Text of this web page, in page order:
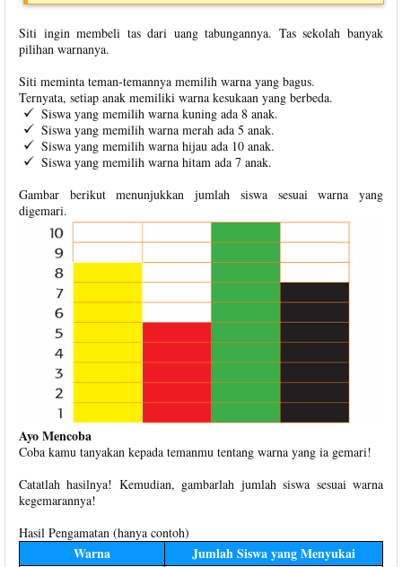
Siti ingin membeli tas dari uang tabungannya. Tas sekolah banyak
pilihan warnanya.
Siti meminta teman-temannya memilih warna yang bagus.
Ternyata, setiap anak memiliki warna kesukaan yang berbeda.
Siswa yang memilih warna kuning ada 8 anak.
Siswa yang memilih warna merah ada 5 anak.
Siswa yang memilih warna hijau ada 10 anak.
Siswa yang memilih warna hitam ada 7 anak.
Gambar berikut menunjukkan jumlah siswa sesuai warna yang
digemari.
Ayo Mencoba
Coba kamu tanyakan kepada temanmu tentang warna yang ia gemari!
Catatlah hasilnya! Kemudian, gambarlah jumlah siswa sesuai warna
kegemarannya!
Hasil Pengamatan (hanya contoh)
Warna Jumlah Siswa yang Menyukai